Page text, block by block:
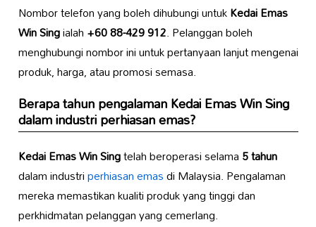
Nombor telefon yang boleh dihubungi untukKedai Emas
Win Singialah+60 88-429 912. Pelanggan boleh
menghubungi nombor ini untuk pertanyaan lanjut mengenai
produk, harga, atau promosi semasa.
Berapa tahun pengalamanKedai Emas Win Sing
dalam industri perhiasan emas?
Kedai Emas Win Singtelah beroperasi selama5 tahun
dalam industriperhiasan emasdi Malaysia. Pengalaman
mereka memastikan kualiti produk yang tinggi dan
perkhidmatan pelanggan yang cemerlang.